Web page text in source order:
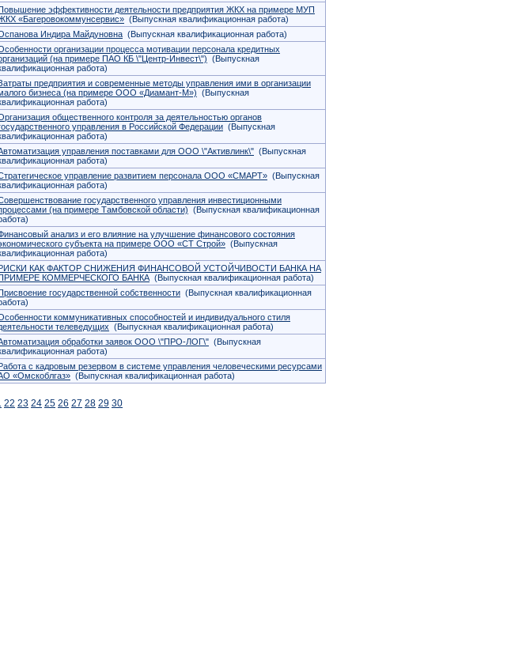
эффективности деятельности предприятия ЖКХ на примере МУП
«Багеровокоммунсервис» (Выпускная квалификационная работа)
Индира Майдуновна (Выпускная квалификационная работа)
организации процесса мотивации персонала кредитных
(на примере ПАО КБ \"Центр-Инвест\") (Выпускная
работа)
предприятия и современные методы управления ими в организации
бизнеса (на примере ООО «Диамант-М») (Выпускная
работа)
общественного контроля за деятельностью органов
управления в Российской Федерации (Выпускная
работа)
управления поставками для ООО \"Активлинк\" (Выпускная
работа)
управление развитием персонала ООО «СМАРТ» (Выпускная
работа)
государственного управления инвестиционными
(на примере Тамбовской области) (Выпускная квалификационная
анализ и его влияние на улучшение финансового состояния
субъекта на примере ООО «СТ Строй» (Выпускная
работа)
КАК ФАКТОР СНИЖЕНИЯ ФИНАНСОВОЙ УСТОЙЧИВОСТИ БАНКА НА
КОММЕРЧЕСКОГО БАНКА (Выпускная квалификационная работа)
государственной собственности (Выпускная квалификационная
коммуникативных способностей и индивидуального стиля
телеведущих (Выпускная квалификационная работа)
обработки заявок ООО \"ПРО-ЛОГ\" (Выпускная
работа)
с кадровым резервом в системе управления человеческими ресурсами
«Омскоблгаз» (Выпускная квалификационная работа)
22 23 24 25 26 27 28 29 30